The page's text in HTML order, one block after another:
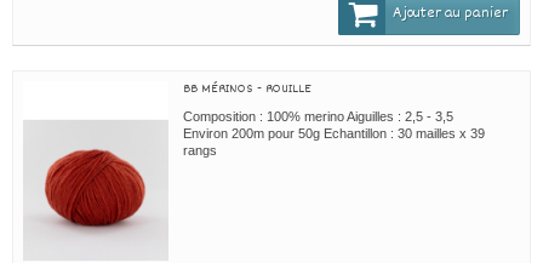
Ajouter au panier
BB MÉRINOS - ROUILLE
Composition : 100% merino Aiguilles : 2,5 - 3,5
Environ 200m pour 50g Echantillon : 30 mailles x 39
rangs